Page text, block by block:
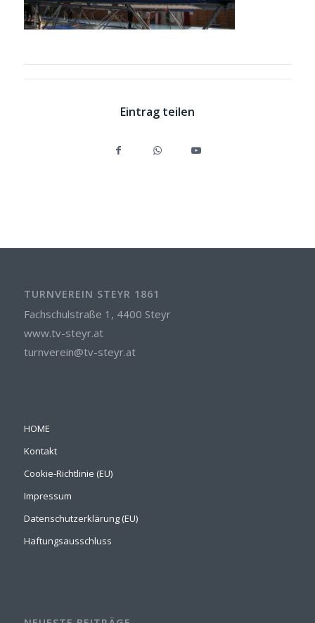
Eintrag teilen
TURNVEREIN STEYR 1861
Fachschulstraße 1, 4400 Steyr
www.tv-steyr.at
turnverein@tv-steyr.at
HOME
Kontakt
Cookie-Richtlinie (EU)
Impressum
Datenschutzerklärung (EU)
Haftungsausschluss